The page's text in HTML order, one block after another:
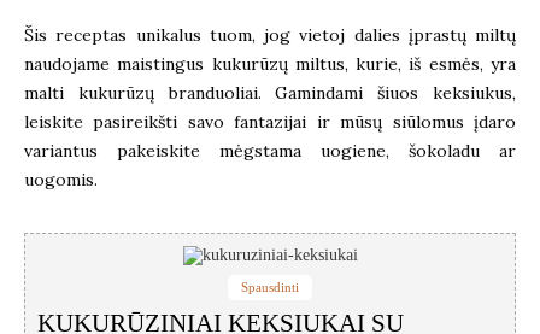
Šis receptas unikalus tuom, jog vietoj dalies įprastų miltų
naudojame maistingus kukurūzų miltus, kurie, iš esmės, yra
malti kukurūzų branduoliai. Gamindami šiuos keksiukus,
leiskite pasireikšti savo fantazijai ir mūsų siūlomus įdaro
variantus pakeiskite mėgstama uogiene, šokoladu ar
uogomis.
Spausdinti
KUKURŪZINIAI KEKSIUKAI SU